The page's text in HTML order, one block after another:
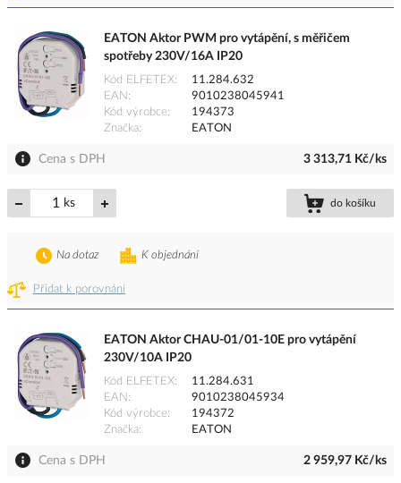
EATON Aktor PWM pro vytápění, s měřičem
spotřeby 230V/16A IP20
Kód ELFETEX
11.284.632
EAN
9010238045941
Kód výrobce
194373
Značka
EATON
Cena s DPH 3 313,71 Kč/ks
ks do košíku
Přidat k porovnání
K objednání
Na dotaz
EATON Aktor CHAU-01/01-10E pro vytápění
230V/10A IP20
Kód ELFETEX
11.284.631
EAN
9010238045934
Kód výrobce
194372
Značka
EATON
Cena s DPH 2 959,97 Kč/ks